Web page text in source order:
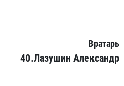
Вратарь
40.Лазушин Александр